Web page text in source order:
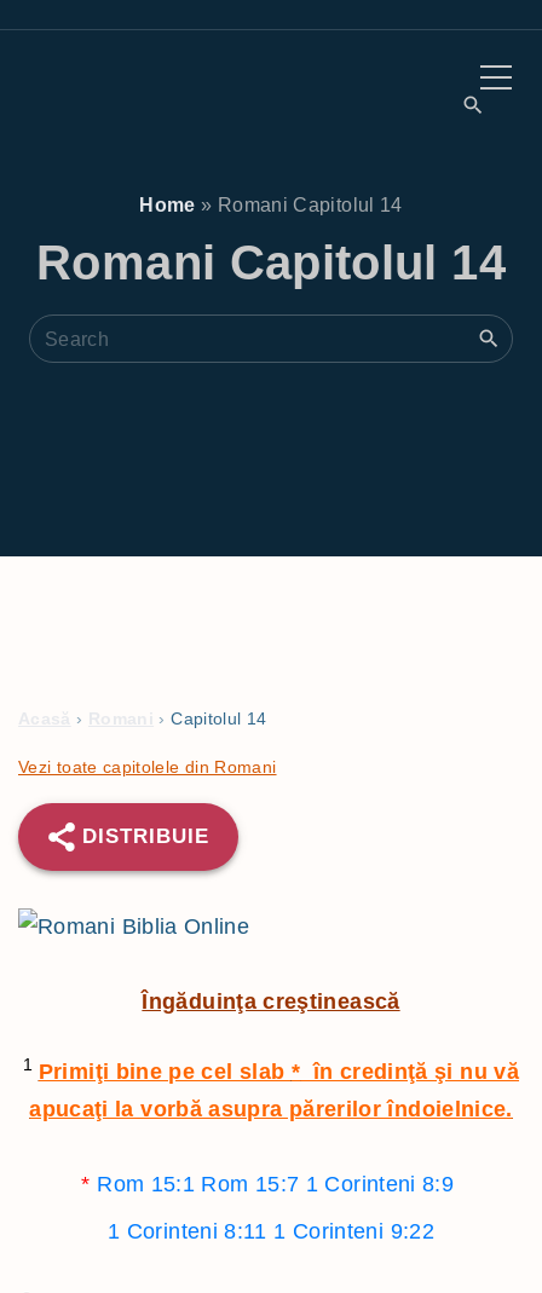
Home » Romani Capitolul 14
Romani Capitolul 14
Acasă › Romani › Capitolul 14
Vezi toate capitolele din Romani
DISTRIBUIE
Îngăduinţa creştinească
1 Primiţi bine pe cel slab * în credinţă şi nu vă
apucaţi la vorbă asupra părerilor îndoielnice.
* Rom 15:1 Rom 15:7 1 Corinteni 8:9
1 Corinteni 8:11 1 Corinteni 9:22